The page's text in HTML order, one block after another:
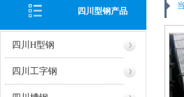
【企业资讯】四川钢材-成都螺纹钢-四川
成都轨道-四川方管-成都矩管鑫红鑫
8日报价
【企业资讯】四川钢轨-成都螺纹钢-成
四川型钢产品
四川H型钢
四川工字钢